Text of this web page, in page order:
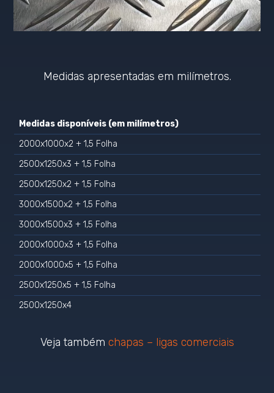
Medidas apresentadas em milímetros.
Medidas disponíveis (em milímetros)
2000x1000x2 + 1,5 Folha
2500x1250x3 + 1,5 Folha
2500x1250x2 + 1,5 Folha
3000x1500x2 + 1,5 Folha
3000x1500x3 + 1,5 Folha
2000x1000x3 + 1,5 Folha
2000x1000x5 + 1,5 Folha
2500x1250x5 + 1,5 Folha
2500x1250x4
Veja também chapas – ligas comerciais